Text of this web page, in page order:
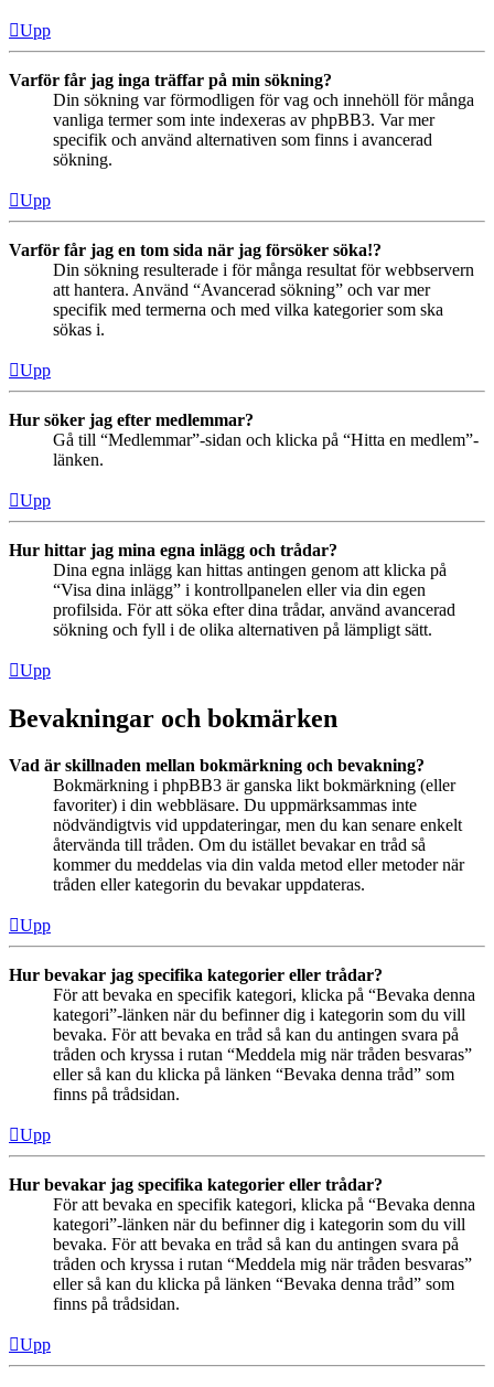
Upp
Varför får jag inga träffar på min sökning?
Din sökning var förmodligen för vag och innehöll för många
vanliga termer som inte indexeras av phpBB3. Var mer
specifik och använd alternativen som finns i avancerad
sökning.
Upp
Varför får jag en tom sida när jag försöker söka!?
Din sökning resulterade i för många resultat för webbservern
att hantera. Använd “Avancerad sökning” och var mer
specifik med termerna och med vilka kategorier som ska
sökas i.
Upp
Hur söker jag efter medlemmar?
Gå till “Medlemmar”-sidan och klicka på “Hitta en medlem”-
länken.
Upp
Hur hittar jag mina egna inlägg och trådar?
Dina egna inlägg kan hittas antingen genom att klicka på
“Visa dina inlägg” i kontrollpanelen eller via din egen
profilsida. För att söka efter dina trådar, använd avancerad
sökning och fyll i de olika alternativen på lämpligt sätt.
Upp
Bevakningar och bokmärken
Vad är skillnaden mellan bokmärkning och bevakning?
Bokmärkning i phpBB3 är ganska likt bokmärkning (eller
favoriter) i din webbläsare. Du uppmärksammas inte
nödvändigtvis vid uppdateringar, men du kan senare enkelt
återvända till tråden. Om du istället bevakar en tråd så
kommer du meddelas via din valda metod eller metoder när
tråden eller kategorin du bevakar uppdateras.
Upp
Hur bevakar jag specifika kategorier eller trådar?
För att bevaka en specifik kategori, klicka på “Bevaka denna
kategori”-länken när du befinner dig i kategorin som du vill
bevaka. För att bevaka en tråd så kan du antingen svara på
tråden och kryssa i rutan “Meddela mig när tråden besvaras”
eller så kan du klicka på länken “Bevaka denna tråd” som
finns på trådsidan.
Upp
Hur bevakar jag specifika kategorier eller trådar?
För att bevaka en specifik kategori, klicka på “Bevaka denna
kategori”-länken när du befinner dig i kategorin som du vill
bevaka. För att bevaka en tråd så kan du antingen svara på
tråden och kryssa i rutan “Meddela mig när tråden besvaras”
eller så kan du klicka på länken “Bevaka denna tråd” som
finns på trådsidan.
Upp